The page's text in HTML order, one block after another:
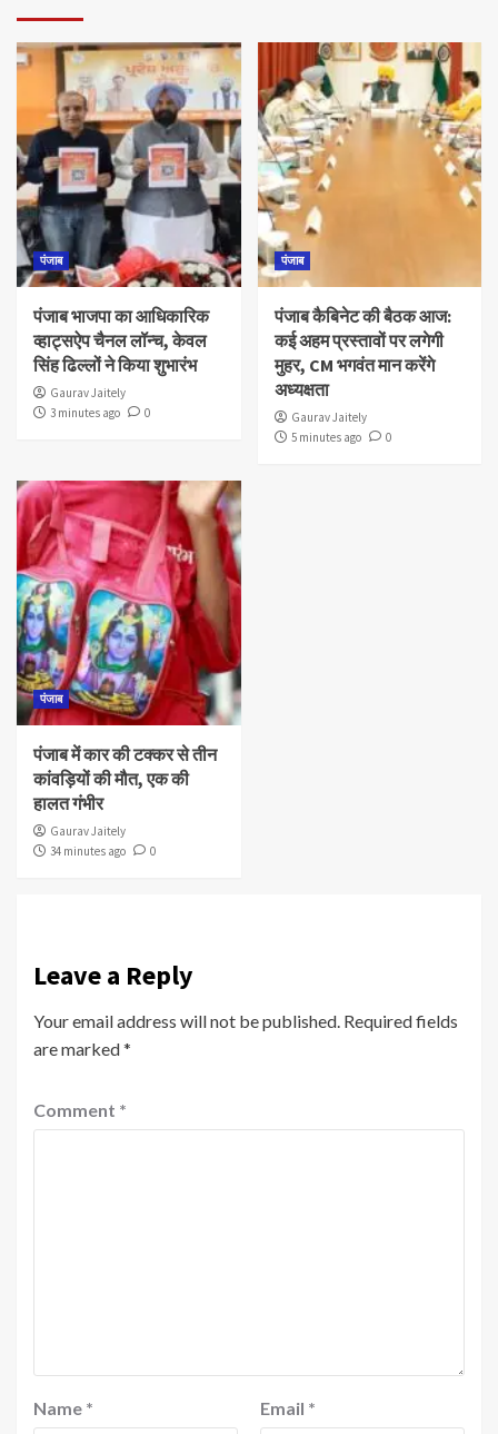
पंजाब
पंजाब भाजपा का आधिकारिक
व्हाट्सऐप चैनल लॉन्च, केवल
सिंह ढिल्लों ने किया शुभारंभ
Gaurav Jaitely
3 minutes ago
0
पंजाब
पंजाब कैबिनेट की बैठक आज:
कई अहम प्रस्तावों पर लगेगी
मुहर, CM भगवंत मान करेंगे
अध्यक्षता
Gaurav Jaitely
5 minutes ago
0
पंजाब
पंजाब में कार की टक्कर से तीन
कांवड़ियों की मौत, एक की
हालत गंभीर
Gaurav Jaitely
34 minutes ago
0
Leave a Reply
Your email address will not be published. Required fields
are marked*
Comment *
Name * Email *